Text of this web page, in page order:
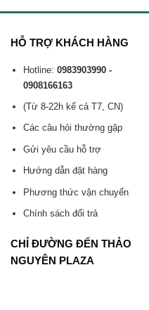
HỖ TRỢ KHÁCH HÀNG
Hotline: 0983903990 -
0908166163
(Từ 8-22h kể cả T7, CN)
Các câu hỏi thường gặp
Gửi yêu cầu hỗ trợ
Hướng dẫn đặt hàng
Phương thức vận chuyển
Chính sách đổi trả
CHỈ ĐƯỜNG ĐẾN THẢO
NGUYÊN PLAZA